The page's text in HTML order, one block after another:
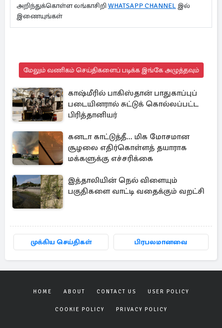
அறிந்துக்கொள்ள லங்காசிறி WHATSAPP CHANNEL இல்
இணையுங்கள்
மேலும் வணிகம் செய்திகளைப் படிக்க இங்கே அழுத்தவும்
காஷ்மீரில் பாகிஸ்தான் பாதுகாப்புப்
படையினரால் சுட்டுக் கொல்லப்பட்ட
பிரித்தானியர்
கனடா காட்டுத்தீ... மிக மோசமான
சூழலை எதிர்கொள்ளத் தயாராக
மக்களுக்கு எச்சரிக்கை
இத்தாலியின் நெல் விளையும்
பகுதிகளை வாட்டி வதைக்கும் வறட்சி
முக்கிய செய்திகள் பிரபலமானவை
HOME ABOUT CONTACT US USER POLICY
COOKIE POLICY PRIVACY POLICY